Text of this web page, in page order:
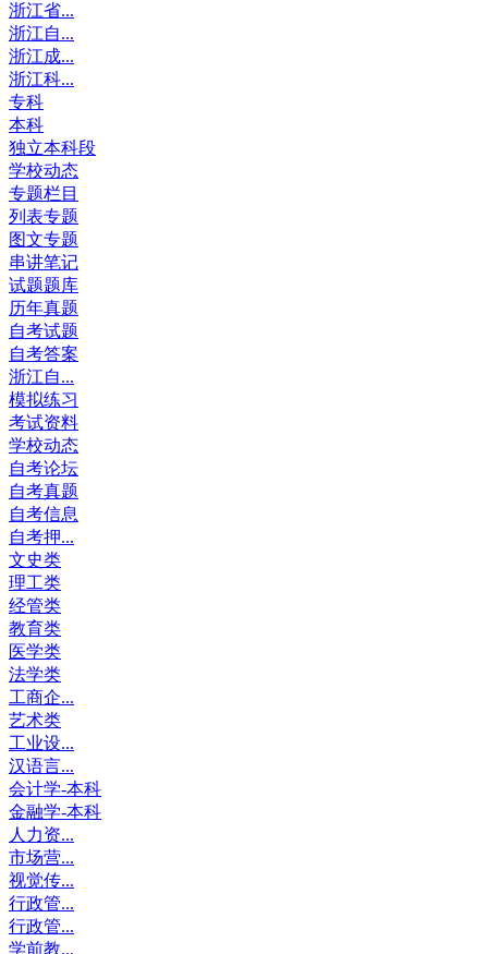
浙江省...
浙江自...
浙江成...
浙江科...
专科
本科
独立本科段
学校动态
专题栏目
列表专题
图文专题
串讲笔记
试题题库
历年真题
自考试题
自考答案
浙江自...
模拟练习
考试资料
学校动态
自考论坛
自考真题
自考信息
自考押...
文史类
理工类
经管类
教育类
医学类
法学类
工商企...
艺术类
工业设...
汉语言...
会计学-本科
金融学-本科
人力资...
市场营...
视觉传...
行政管...
行政管...
学前教...